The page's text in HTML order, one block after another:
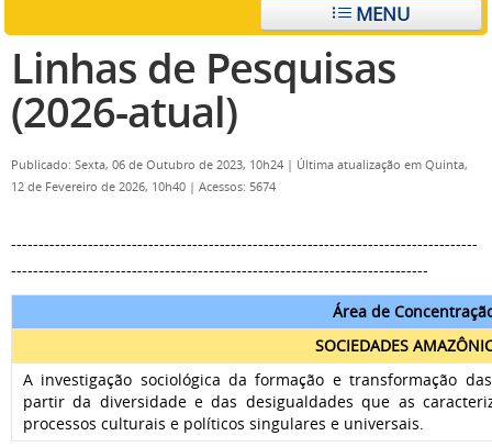
MENU
Linhas de Pesquisas
(2026-atual)
Publicado: Sexta, 06 de Outubro de 2023, 10h24 | Última atualização em Quinta,
12 de Fevereiro de 2026, 10h40 | Acessos: 5674
-------------------------------------------------------------------------------------
----------------------------------------------------------------------------
Área de
SOCIEDADES
A investigação sociológica da formação e transformação
partir da diversidade e das desigualdades que as
processos culturais e políticos singulares e universais.